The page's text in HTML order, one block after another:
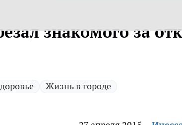
знакомого за
Жизнь в городе